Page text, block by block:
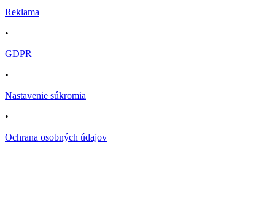
Reklama
•
GDPR
•
Nastavenie súkromia
•
Ochrana osobných údajov